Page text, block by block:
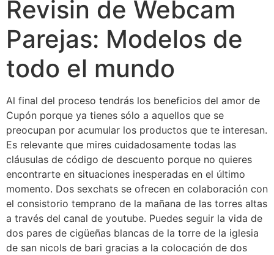
Revisin de Webcam
Parejas: Modelos de
todo el mundo
Al final del proceso tendrás los beneficios del amor de
Cupón porque ya tienes sólo a aquellos que se
preocupan por acumular los productos que te interesan.
Es relevante que mires cuidadosamente todas las
cláusulas de código de descuento porque no quieres
encontrarte en situaciones inesperadas en el último
momento. Dos sexchats se ofrecen en colaboración con
el consistorio temprano de la mañana de las torres altas
a través del canal de youtube. Puedes seguir la vida de
dos pares de cigüeñas blancas de la torre de la iglesia
de san nicols de bari gracias a la colocación de dos